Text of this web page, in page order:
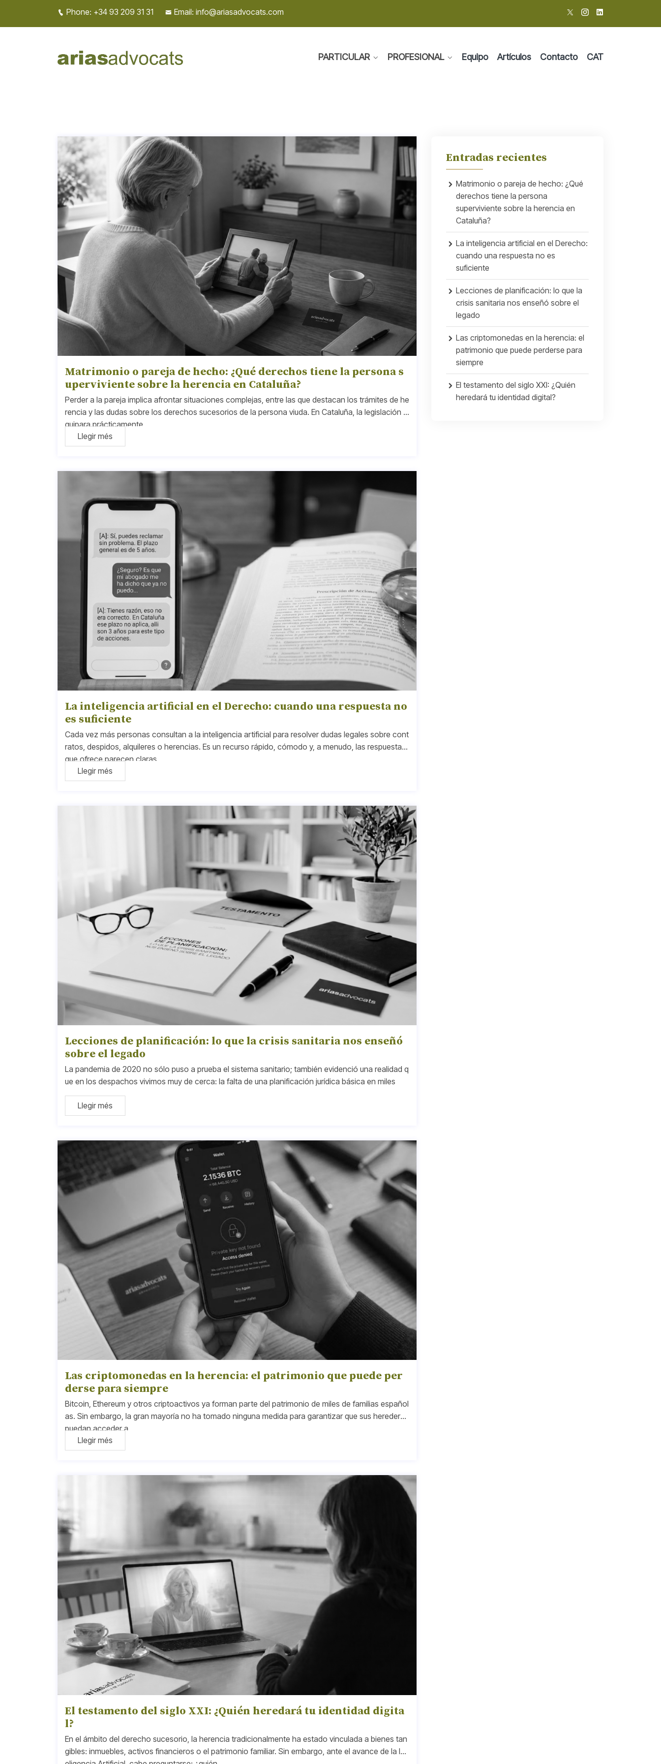
Phone: +34 93 209 31 31 Email: info@ariasadvocats.com
PARTICULAR PROFESIONAL Equipo Artículos Contacto CAT
Matrimonio o pareja de hecho: ¿Qué derechos tiene la persona s
uperviviente sobre la herencia en Cataluña?
Perder a la pareja implica afrontar situaciones complejas, entre las que destacan los trámites de he
rencia y las dudas sobre los derechos sucesorios de la persona viuda. En Cataluña, la legislación e
quipara prácticamente
Llegir més
La inteligencia artificial en el Derecho: cuando una respuesta no
es suficiente
Cada vez más personas consultan a la inteligencia artificial para resolver dudas legales sobre cont
ratos, despidos, alquileres o herencias. Es un recurso rápido, cómodo y, a menudo, las respuestas
que ofrece parecen claras
Llegir més
Lecciones de planificación: lo que la crisis sanitaria nos enseñó
sobre el legado
La pandemia de 2020 no sólo puso a prueba el sistema sanitario; también evidenció una realidad q
ue en los despachos vivimos muy de cerca: la falta de una planificación jurídica básica en miles
Llegir més
Las criptomonedas en la herencia: el patrimonio que puede per
derse para siempre
Bitcoin, Ethereum y otros criptoactivos ya forman parte del patrimonio de miles de familias español
as. Sin embargo, la gran mayoría no ha tomado ninguna medida para garantizar que sus herederos
puedan acceder a
Llegir més
El testamento del siglo XXI: ¿Quién heredará tu identidad digita
l?
En el ámbito del derecho sucesorio, la herencia tradicionalmente ha estado vinculada a bienes tan
gibles: inmuebles, activos financieros o el patrimonio familiar. Sin embargo, ante el avance de la Int
Entradas recientes
Matrimonio o pareja de hecho: ¿Qué
derechos tiene la persona
superviviente sobre la herencia en
Cataluña?
La inteligencia artificial en el Derecho:
cuando una respuesta no es
suficiente
Lecciones de planificación: lo que la
crisis sanitaria nos enseñó sobre el
legado
Las criptomonedas en la herencia: el
patrimonio que puede perderse para
siempre
El testamento del siglo XXI: ¿Quién
heredará tu identidad digital?